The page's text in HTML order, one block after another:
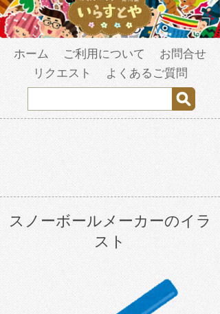
ホーム ご利用について
お問合せ
リクエスト
よくあるご質問
スノーボールメーカーのイラ
スト